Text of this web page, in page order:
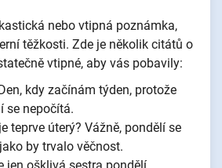
nebo vtipná poznámka,
těžkosti. Zde je několik citátů o
vtipné, aby vás pobavily:
kdy začínám týden, protože
se nepočítá.
teprve úterý? Vážně, pondělí se
by trvalo věčnost.
jen ošklivá sestra pondělí.